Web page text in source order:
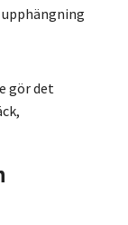
gör det